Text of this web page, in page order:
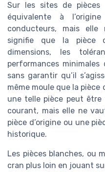
Sur les sites de
équivalente à
conducteurs, mais elle
signifie que la pièce
dimensions, les
performances
sans garantir qu’il
même moule que la pièce
une telle pièce peut
courant, mais elle ne
pièce d’origine ou une
historique.
Les pièces blanches, ou
cran plus loin en jouant